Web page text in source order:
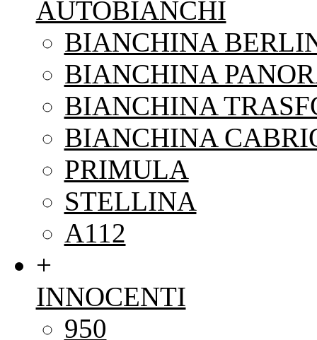
AUTOBIANCHI
BIANCHINA
BIANCHINA
BIANCHINA
BIANCHINA
PRIMULA
STELLINA
A112
+
INNOCENTI
950